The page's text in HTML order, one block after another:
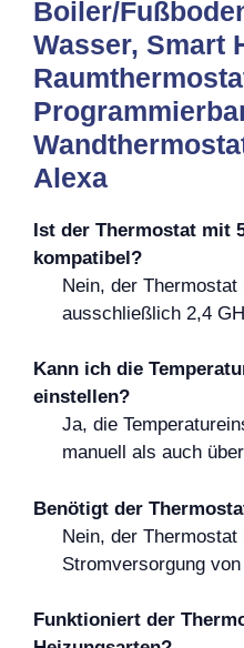
Boiler/
Wasser, Smart
Alexa
Ist der Thermostat mit
kompatibel?
Nein, der
ausschließlich 2,4
Kann ich die
einstellen?
Ja, die
manuell als auch
Benötigt der
Nein, der Thermostat
Stromversorgung von
Funktioniert der